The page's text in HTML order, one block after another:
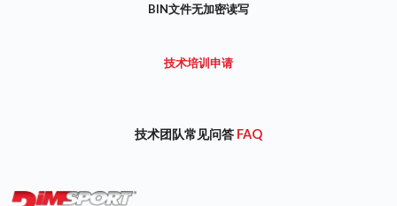
BIN文件无加密读写
技术培训申请
技术团队常见问答 FAQ